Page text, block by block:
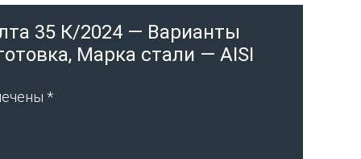
35 К/2024 — Варианты
Марка стали — AISI
*